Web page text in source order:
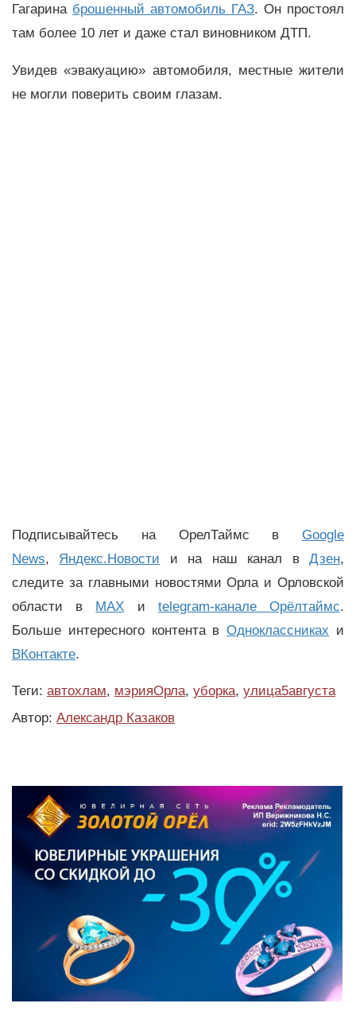
Гагарина брошенный автомобиль ГАЗ. Он простоял
там более 10 лет и даже стал виновником ДТП.
Увидев «эвакуацию» автомобиля, местные жители
не могли поверить своим глазам.
Подписывайтесь на ОрелТаймс в Google
News, Яндекс.Новости и на наш канал вДзен,
следите за главными новостями Орла и Орловской
области в MAX и telegram-канале Орёлтаймс.
Больше интересного контента вОдноклассниках и
ВКонтакте.
Теги: автохлам, мэрияОрла, уборка, улица5августа
Автор: Александр Казаков